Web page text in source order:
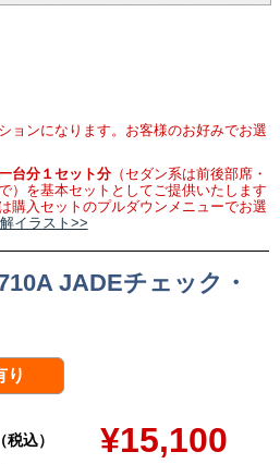
ョンになります。お客様のお好みでお選
台分１セット分（セダン系は前後部席・
）を基本セットとしてご提供いたします
購入セットのプルダウンメニューでお選
イラスト>>
JADEチェック・
り
税込） ¥15,100